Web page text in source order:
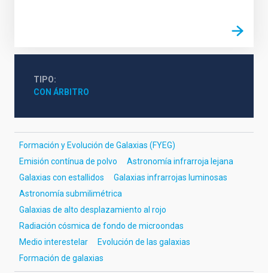
TIPO
CON ÁRBITRO
Formación y Evolución de Galaxias (FYEG)
Emisión contínua de polvo
Astronomía infrarroja lejana
Galaxias con estallidos
Galaxias infrarrojas luminosas
Astronomía submilimétrica
Galaxias de alto desplazamiento al rojo
Radiación cósmica de fondo de microondas
Medio interestelar
Evolución de las galaxias
Formación de galaxias